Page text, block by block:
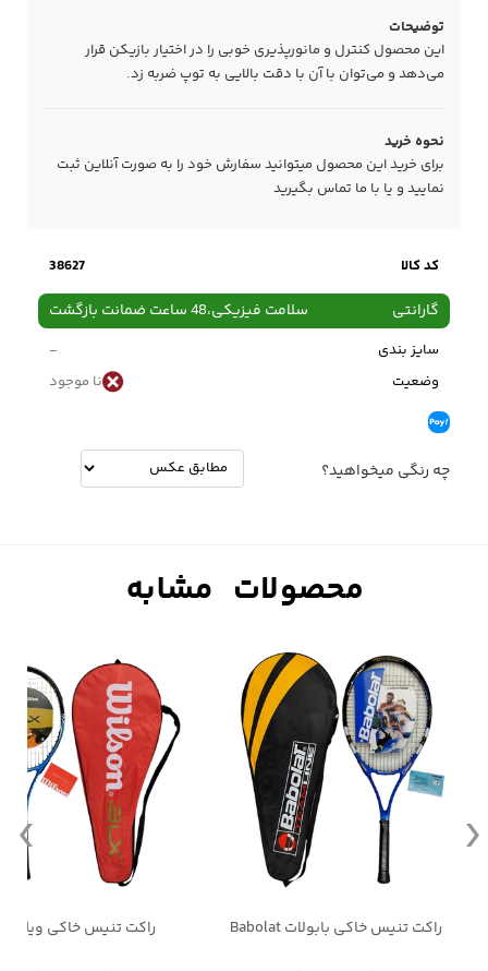
توضیحات
این محصول کنترل و مانورپذیری خوبی را در اختیار بازیکن قرار
می‌دهد و می‌توان با آن با دقت بالایی به توپ ضربه زد.
نحوه خرید
برای خرید این محصول میتوانید سفارش خود را به صورت آنلاین ثبت
نمایید و یا با ما تماس بگیرید
کد کالا 38627
گارانتی سلامت فیزیکی،48 ساعت ضمانت بازگشت
سایز بندی
-
وضعیت
نا موجود
چه رنگی میخواهید؟
راکت تنیس خاکی بابولات Babolat راکت تنیس خاکی